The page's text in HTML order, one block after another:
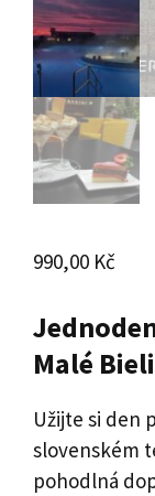
990,00 Kč
Malé
Užijte si den
slovenském
pohodlná